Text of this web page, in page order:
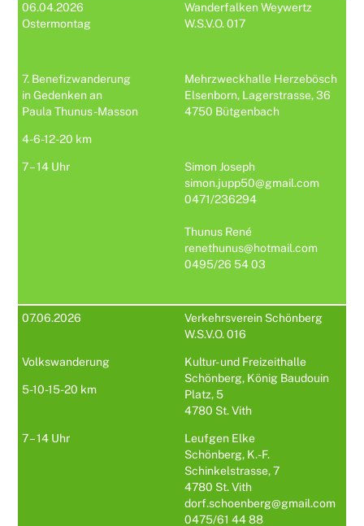
06.04.2026
Ostermontag
Wanderfalken Weywertz
W.S.V.O. 017
7. Benefizwanderung
in Gedenken an
Paula Thunus-Masson
4-6-12-20 km
Mehrzweckhalle Herzebösch
Elsenborn, Lagerstrasse, 36
4750 Bütgenbach
7 – 14 Uhr
Simon Joseph
simon.jupp50@gmail.com
0471/236294
Thunus René
renethunus@hotmail.com
0495/26 54 03
07.06.2026
Verkehrsverein Schönberg
W.S.V.O. 016
Volkswanderung
5-10-15-20 km
Kultur- und Freizeithalle
Schönberg, König Baudouin
Platz, 5
4780 St. Vith
7 – 14 Uhr
Leufgen Elke
Schönberg, K.-F.
Schinkelstrasse, 7
4780 St. Vith
dorf.schoenberg@gmail.com
0475/61 44 88